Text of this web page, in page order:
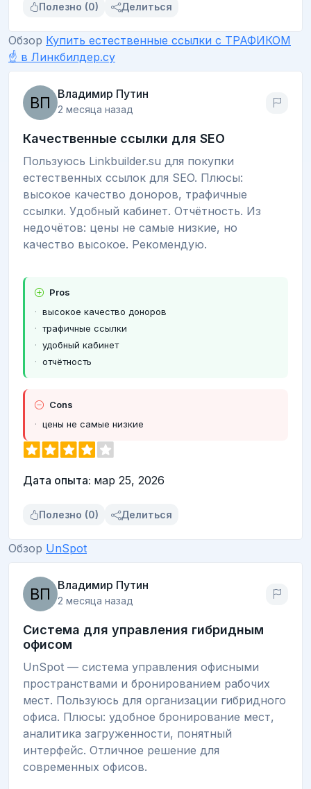
Полезно (0) Делиться
Обзор Купить естественные ссылки с ТРАФИКОМ
☝ в Линкбилдер.су
Владимир Путин
2 месяца назад
Качественные ссылки для SEO
Пользуюсь Linkbuilder.su для покупки
естественных ссылок для SEO. Плюсы:
высокое качество доноров, трафичные
ссылки. Удобный кабинет. Отчётность. Из
недочётов: цены не самые низкие, но
качество высокое. Рекомендую.
Pros
высокое качество доноров
трафичные ссылки
удобный кабинет
отчётность
Cons
цены не самые низкие
Дата опыта: мар 25, 2026
Полезно (0) Делиться
Обзор UnSpot
Владимир Путин
2 месяца назад
Система для управления гибридным
офисом
UnSpot — система управления офисными
пространствами и бронированием рабочих
мест. Пользуюсь для организации гибридного
офиса. Плюсы: удобное бронирование мест,
аналитика загруженности, понятный
интерфейс. Отличное решение для
современных офисов.